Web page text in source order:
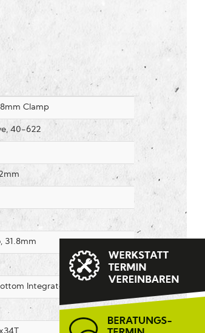
Clamp
40-622
31.8mm
Integrated, 1 1/4"